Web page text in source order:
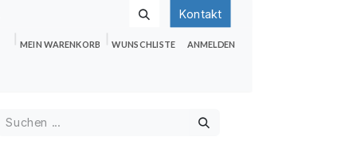
Kontakt
MEIN WARENKORB WUNSCHLISTE ANMELDEN